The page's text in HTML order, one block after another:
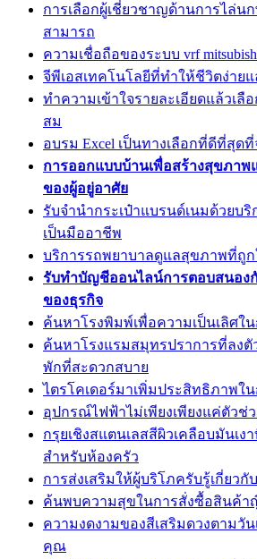
การเลือกผู้เชี่ยวชาญด้านการไล่น
สามารถ
ความเชื่อถือของระบบ vrf
จีพีเอสเทคโนโลยีที่ทำให้ชีวิตง่าย
ทำความเข้าใจรายละเอียดแล้วเลื
สม
อบรม Excel เป็นทางเลือกที่ดีที่สุด
การออกแบบบ้านเพื่อสร้างสุขภาพ
ของผู้อยู่อาศัย
รับจำนำกระเป๋าแบรนด์เนมด้วยบ
เป็นมืออาชีพ
บริการรถพยาบาลดูแลสุขภาพที่ถู
รับทำบัญชีออนไลน์การตอบสนอง
ของธุรกิจ
ค้นหาโรงพิมพ์เพื่อความเป็นเลิศ
ค้นหาโรงแรมสมุทรปราการที่ลงตั
พักที่สะดวกสบาย
ไตรโคเดอร์มาเพิ่มประสิทธิภาพใ
อุปกรณ์ไฟฟ้าไม่เพียงเพียงแค่ตัวช่
กรุยเชิงสแตนเลสสีผิวเคลือบมันเง
สำหรับห้องครัว
การส่งเสริมให้ผู้บริโภครับรู้เกี่ยวกั
ค้นพบความสุขในการสั่งซื้อสินค้
ความงดงามของสีเสริมดวงตามวัน
คุณ